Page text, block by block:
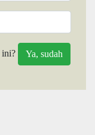
ini?